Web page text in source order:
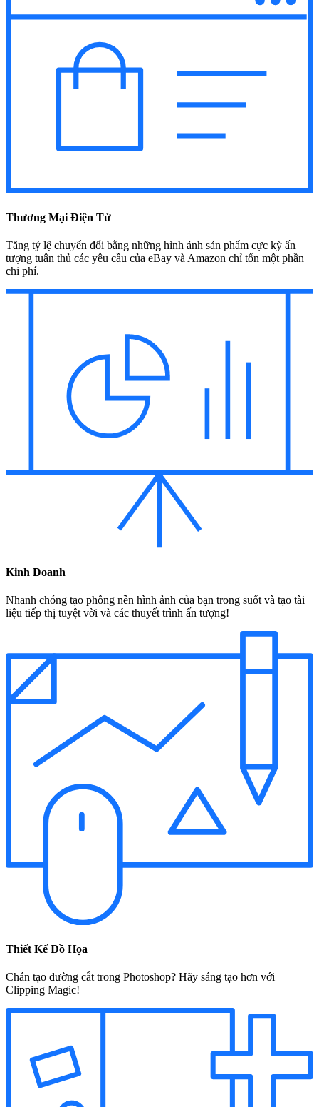
Thương Mại Điện Tử
Tăng tỷ lệ chuyển đổi bằng những hình ảnh sản phẩm cực kỳ ấn
tượng tuân thủ các yêu cầu của eBay và Amazon chỉ tốn một phần
chi phí.
Kinh Doanh
Nhanh chóng tạo phông nền hình ảnh của bạn trong suốt và tạo tài
liệu tiếp thị tuyệt vời và các thuyết trình ấn tượng!
Thiết Kế Đồ Họa
Chán tạo đường cắt trong Photoshop? Hãy sáng tạo hơn với
Clipping Magic!